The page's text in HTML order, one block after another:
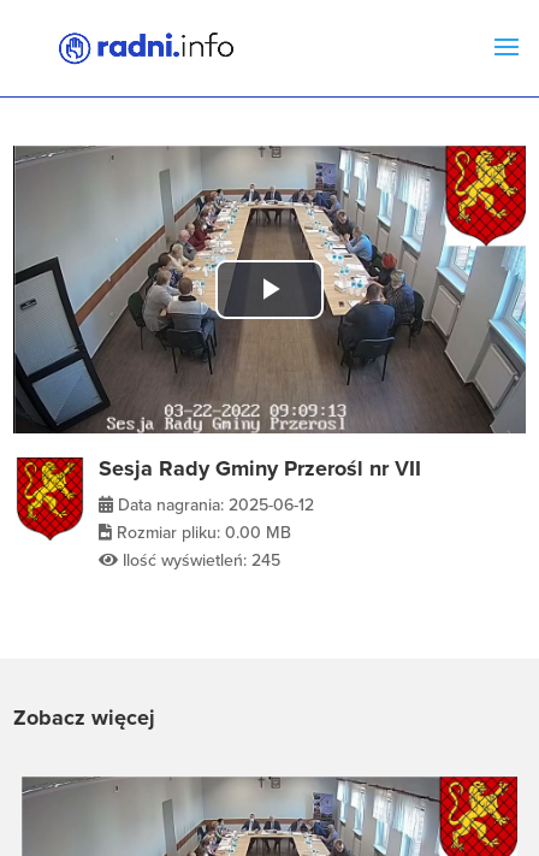
Play
Video
Sesja Rady Gminy Przerośl nr VII
Data nagrania: 2025-06-12
Rozmiar pliku: 0.00 MB
Ilość wyświetleń: 245
Zobacz więcej